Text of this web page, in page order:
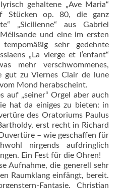
gehaltene „Ave Maria“
Stücken op. 80, die ganz
„Sicilienne“ aus Gabriel
und eine im ersten
sehr ge­dehnte
„La vierge et l’enfant“
mehr verschwommenes,
gut zu Viernes Clair de lune
Mond herabscheint.
auf „seiner“ Orgel aber auch
hat da einiges zu bieten: in
des Oratoriums Paulus
erst recht in Richard
– wie geschaffen für
nirgends aufdringlich
Ein Fest für die Ohren!
Aufnahme, die generell sehr
Raumklang einfängt, bereit.
Fantasie. Christian